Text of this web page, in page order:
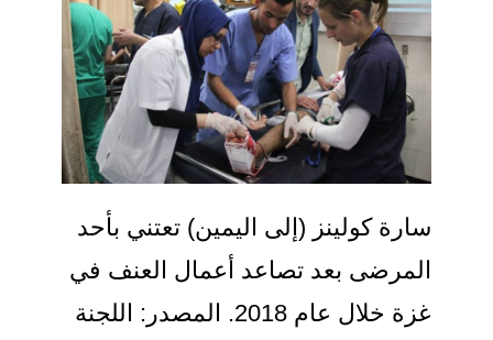
سارة كولينز (إلى اليمين) تعتني بأحد
المرضى بعد تصاعد أعمال العنف في
غزة خلال عام 2018. المصدر: اللجنة